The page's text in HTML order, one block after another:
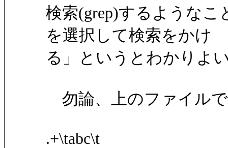
検索(grep)するような
を選択して検索をかけ
る」というとわかりよ
勿論、上のファイル
.+\tabc\t